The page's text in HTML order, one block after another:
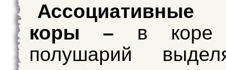
Ассоциативные
коры – в коре
полушарий